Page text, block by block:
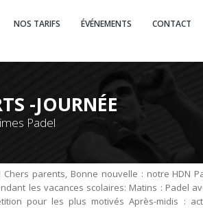
NOS TARIFS ÉVÉNEMENTS CONTACT
-JOURNÉE
Padel
parents, Bonne nouvelle : notre HDN
les vacances scolaires: Matins : Padel
pour les plus motivés Après-midis :